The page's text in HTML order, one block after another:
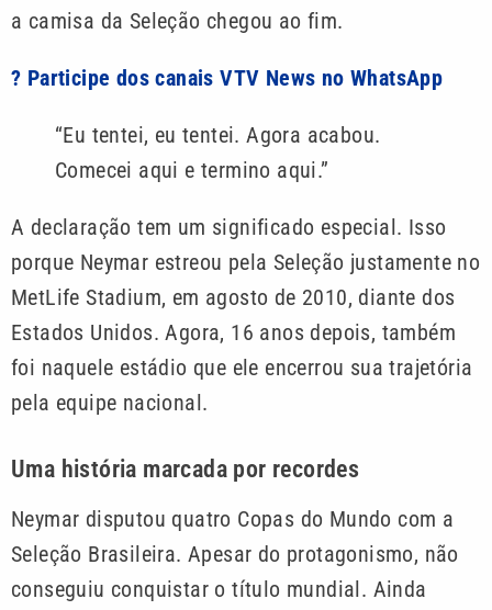
a camisa da Seleção chegou ao fim.
? Participe dos canais VTV News no WhatsApp
“Eu tentei, eu tentei. Agora acabou.
Comecei aqui e termino aqui.”
A declaração tem um significado especial. Isso
porque Neymar estreou pela Seleção justamente no
MetLife Stadium, em agosto de 2010, diante dos
Estados Unidos. Agora, 16 anos depois, também
foi naquele estádio que ele encerrou sua trajetória
pela equipe nacional.
Uma história marcada por recordes
Neymar disputou quatro Copas do Mundo com a
Seleção Brasileira. Apesar do protagonismo, não
conseguiu conquistar o título mundial. Ainda